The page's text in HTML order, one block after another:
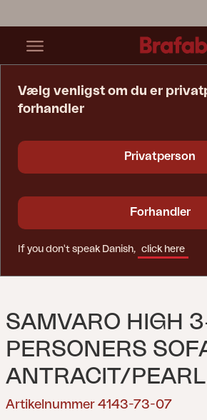
SAMVARO HIGH
PERSONERS
ANTRACIT/
Artikelnummer 4143-73-07
Vælg venligst om du er
forhandler
Privatperson
Forhandler
If you don't speak Danish, click here